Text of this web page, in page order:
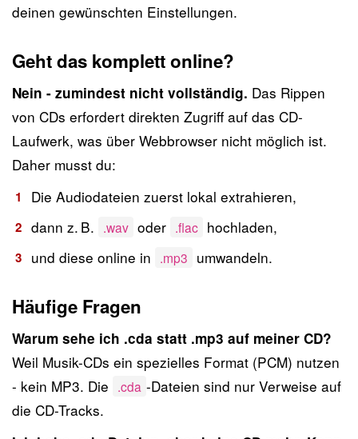
deinen gewünschten Einstellungen.
Geht das komplett online?
Nein - zumindest nicht vollständig. Das Rippen
von CDs erfordert direkten Zugriff auf das CD-
Laufwerk, was über Webbrowser nicht möglich ist.
Daher musst du:
Die Audiodateien zuerst lokal extrahieren,
dann z. B. .wav oder .flac hochladen,
und diese online in .mp3 umwandeln.
Häufige Fragen
Warum sehe ich .cda statt .mp3 auf meiner CD?
Weil Musik-CDs ein spezielles Format (PCM) nutzen
- kein MP3. Die .cda -Dateien sind nur Verweise auf
die CD-Tracks.